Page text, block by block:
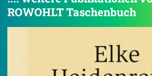
ROWOHLT Taschenbuch